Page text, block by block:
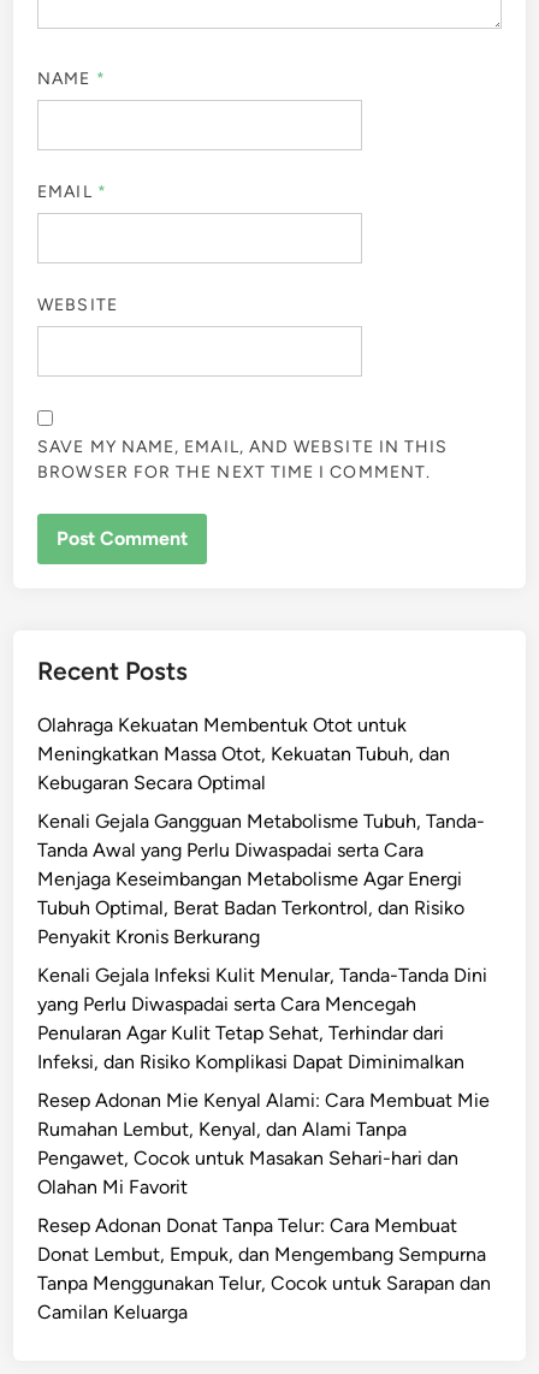
NAME *
EMAIL *
WEBSITE
SAVE MY NAME, EMAIL, AND WEBSITE IN THIS
BROWSER FOR THE NEXT TIME I COMMENT.
Recent Posts
Olahraga Kekuatan Membentuk Otot untuk
Meningkatkan Massa Otot, Kekuatan Tubuh, dan
Kebugaran Secara Optimal
Kenali Gejala Gangguan Metabolisme Tubuh, Tanda-
Tanda Awal yang Perlu Diwaspadai serta Cara
Menjaga Keseimbangan Metabolisme Agar Energi
Tubuh Optimal, Berat Badan Terkontrol, dan Risiko
Penyakit Kronis Berkurang
Kenali Gejala Infeksi Kulit Menular, Tanda-Tanda Dini
yang Perlu Diwaspadai serta Cara Mencegah
Penularan Agar Kulit Tetap Sehat, Terhindar dari
Infeksi, dan Risiko Komplikasi Dapat Diminimalkan
Resep Adonan Mie Kenyal Alami: Cara Membuat Mie
Rumahan Lembut, Kenyal, dan Alami Tanpa
Pengawet, Cocok untuk Masakan Sehari-hari dan
Olahan Mi Favorit
Resep Adonan Donat Tanpa Telur: Cara Membuat
Donat Lembut, Empuk, dan Mengembang Sempurna
Tanpa Menggunakan Telur, Cocok untuk Sarapan dan
Camilan Keluarga